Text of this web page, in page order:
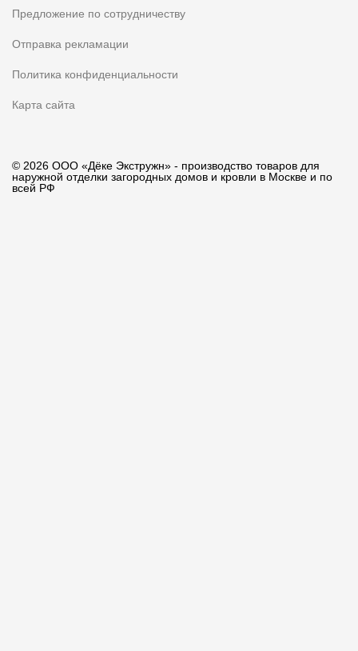
Предложение по сотрудничеству
Отправка рекламации
Политика конфиденциальности
Карта сайта
© 2026 ООО «Дёке Экстружн» - производство товаров для
наружной отделки загородных домов и кровли в Москве и по
всей РФ